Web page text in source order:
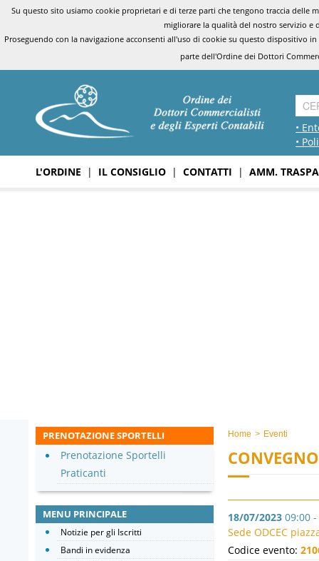
Su questo sito usiamo cookie proprietari e di terze parti che tengono traccia
migliorare la qualità del nostro servizio e
Proseguendo con la navigazione acconsenti all'uso di cookie su questo dispositivo
parte dell'Ordine dei Dottori
•
•
L'ORDINE | IL CONSIGLIO | CONTATTI | AMM.
Home > Eventi
18/07/2023 09:00
Sede ODCEC
Codice evento:
PRENOTAZIONE SPORTELLI
Prenotazione Sportelli
Praticanti
MENU PRINCIPALE
Notizie per gli Iscritti
Bandi in evidenza